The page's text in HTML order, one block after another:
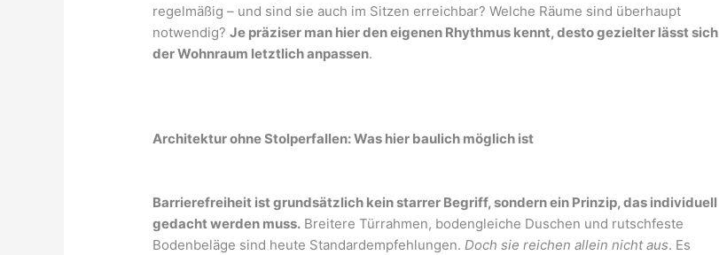
regelmäßig – und sind sie auch im Sitzen erreichbar? Welche Räume sind überhaupt
notwendig?Je präziser man hier den eigenen Rhythmus kennt, desto gezielter lässt sich
der Wohnraum letztlich anpassen.
Architektur ohne Stolperfallen: Was hier baulich möglich ist
Barrierefreiheit ist grundsätzlich kein starrer Begriff, sondern ein Prinzip, das individuell
gedacht werden muss. Breitere Türrahmen, bodengleiche Duschen und rutschfeste
Bodenbeläge sind heute Standardempfehlungen.Doch sie reichen allein nicht aus. Es